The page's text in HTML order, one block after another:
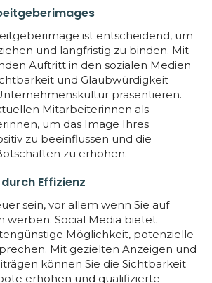
ist entscheidend, um
und langfristig zu binden. Mit
Auftritt in den sozialen Medien
und Glaubwürdigkeit
präsentieren.
Mitarbeiterinnen als
um das Image Ihres
zu beeinflussen und die
zu erhöhen.
Effizienz
sein, vor allem wenn Sie auf
werben. Social Media bietet
Möglichkeit, potenzielle
Mit gezielten Anzeigen und
können Sie die Sichtbarkeit
erhöhen und qualifizierte